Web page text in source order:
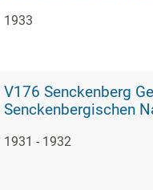
1933
V176 Senckenberg Gesellschaft für
Senckenbergischen
1931 - 1932